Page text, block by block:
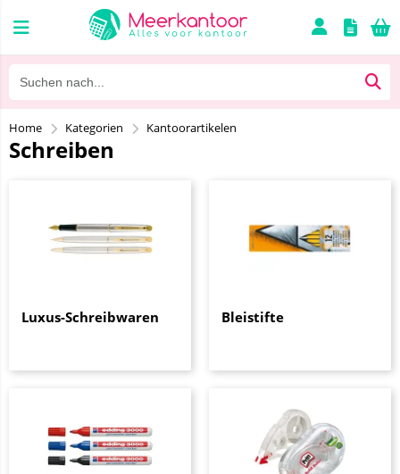
Home Kategorien Kantoorartikelen
Schreiben
Luxus-Schreibwaren Bleistifte